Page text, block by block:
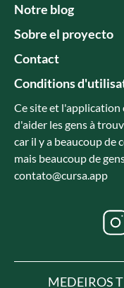
Notre blog
Sobre el proyecto
Contact
Conditions
Ce site et l'application
d'aider les gens à
car il y a beaucoup
mais beaucoup de
contato@cursa.app
MEDEIROS